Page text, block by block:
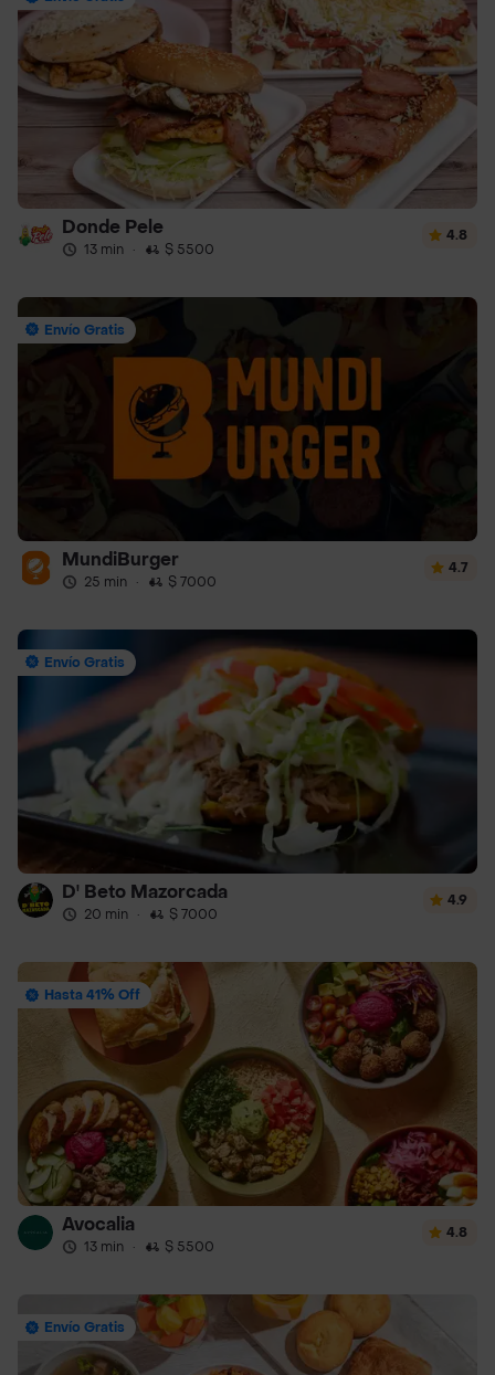
Donde Pele
13 min · $ 5500
4.8
Envío Gratis
MundiBurger
25 min · $ 7000
4.7
Envío Gratis
D' Beto Mazorcada
20 min · $ 7000
4.9
Hasta 41% Off
Avocalia
13 min · $ 5500
4.8
Envío Gratis